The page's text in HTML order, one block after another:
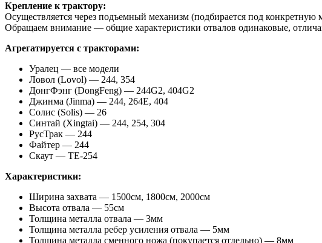
Крепление к трактору:
Осуществляется через подъемный механизм (подбирается под конкретную
Обращаем внимание — общие характеристики отвалов одинаковые,
Агрегатируется с тракторами:
Уралец — все модели
Ловол (Lovol) — 244, 354
ДонгФэнг (DongFeng) — 244G2, 404G2
Джинма (Jinma) — 244, 264E, 404
Солис (Solis) — 26
Синтай (Xingtai) — 244, 254, 304
РусТрак — 244
Файтер — 244
Скаут — ТЕ-254
Характеристики:
Ширина захвата — 1500см, 1800см, 2000см
Высота отвала — 55см
Толщина металла отвала — 3мм
Толщина металла ребер усиления отвала — 5мм
Толщина металла сменного ножа (покупается отдельно) — 8мм